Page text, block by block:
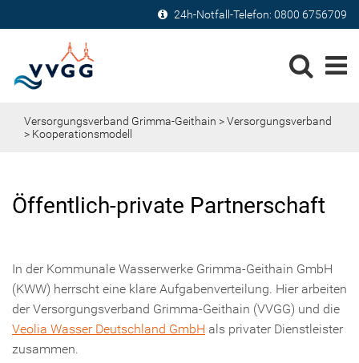
24h-Notfall-Telefon: 0800 6756709
Versorgungsverband Grimma-Geithain >Versorgungsverband
> Kooperationsmodell
Öffentlich-private Partnerschaft
In der Kommunale Wasserwerke Grimma-Geithain GmbH
(KWW) herrscht eine klare Aufgabenverteilung. Hier arbeiten
der Versorgungsverband Grimma-Geithain (VVGG) und die
Veolia Wasser Deutschland GmbH als privater Dienstleister
zusammen.